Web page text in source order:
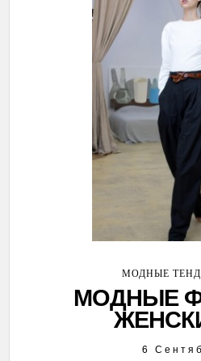
МОДНЫЕ
МОДНЫЕ
6